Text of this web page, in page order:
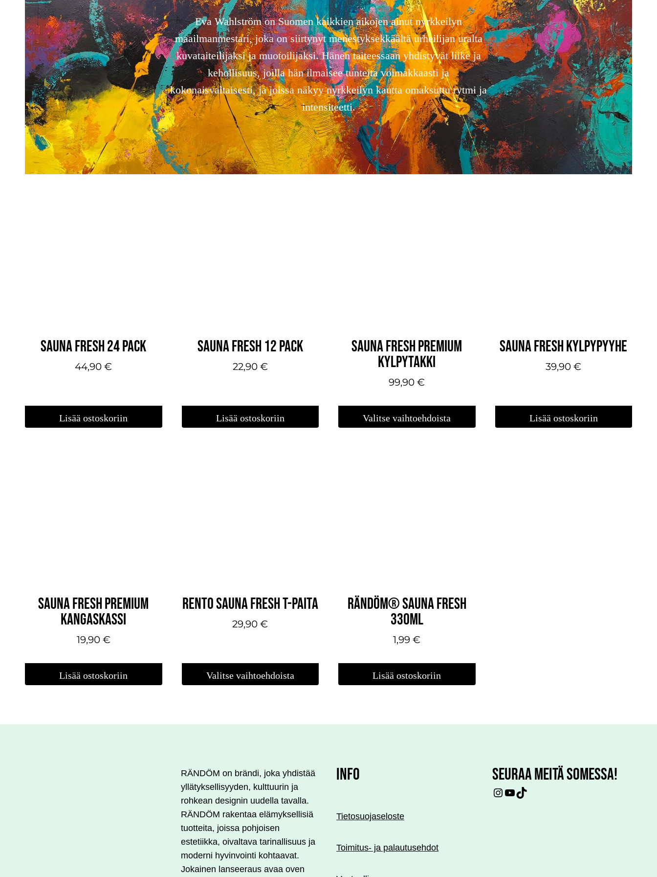
Eva Wahlström on Suomen kaikkien aikojen ainut nyrkkeilyn
maailmanmestari, joka on siirtynyt menestyksekkäältä urheilijan uralta
kuvataiteilijaksi ja muotoilijaksi. Hänen taiteessaan yhdistyvät liike ja
kehollisuus, joilla hän ilmaisee tunteita voimakkaasti ja
kokonaisvaltaisesti, ja joissa näkyy nyrkkeilyn kautta omaksuttu rytmi ja
intensiteetti.
SAUNA FRESH 24 PACK
44,90€
Lisää ostoskoriin
SAUNA FRESH 12 PACK
22,90 €
Lisää ostoskoriin
SAUNA FRESH PREMIUM
KYLPYTAKKI
99,90€
Valitse vaihtoehdoista
SAUNA FRESH KYLPYPYYHE
39,90€
Lisää ostoskoriin
SAUNA FRESH PREMIUM
KANGASKASSI
19,90 €
Lisää ostoskoriin
RENTO SAUNA FRESH T-PAITA
29,90€
Valitse vaihtoehdoista
tehdä
valinnat
tuotteen
sivulla.
RÄNDÖM® SAUNA FRESH
330ML
1,99€
Lisää ostoskoriin
RÄNDÖM on brändi, joka yhdistää
yllätyksellisyyden, kulttuurin ja
rohkean designin uudella tavalla.
RÄNDÖM rakentaa elämyksellisiä
tuotteita, joissa pohjoisen
estetiikka, oivaltava tarinallisuus ja
moderni hyvinvointi kohtaavat.
Jokainen lanseeraus avaa oven
INFO
Tietosuojaseloste
Toimitus- ja palautusehdot
SEURAA MEITÄ SOMESSA!
Instagram
YouTube
TikTok